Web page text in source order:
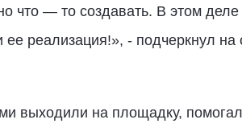
что — то создавать. В этом
реализация!», - подчеркнул на
выходили на площадку,